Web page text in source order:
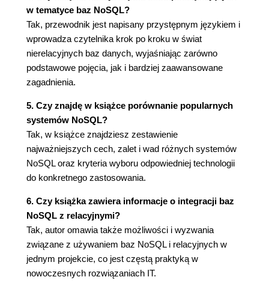
Bazy rodziny kolumn (75)
Bazy grafowe (77)
Podsumowanie (79)
Pytania kontrolne (80)
Odniesienia (81)
Bibliografia (81)
CZĘŚĆ II. BAZY KLUCZ-WARTOŚĆ (83)
Rozdział 3. Wprowadzenie do baz klucz-wartość
(85)
Od tablic do baz klucz-wartość (86)
Tablice: baza klucz-wartość z kółkami
Tablice asocjacyjne: zdjęcie kółek
treningowych (87)
Pamięć podręczna: dodanie do roweru
biegów (88)
Bazy klucz-wartość w pamięci i na dysku: od
rowerów do pojazdów zmotoryzowanych (91)
w tematyce baz NoSQL?
Tak, przewodnik jest napisany przystępnym językiem i
wprowadza czytelnika krok po kroku w świat
nierelacyjnych baz danych, wyjaśniając zarówno
podstawowe pojęcia, jak i bardziej zaawansowane
zagadnienia.
5. Czy znajdę w książce porównanie popularnych
systemów NoSQL?
Tak, w książce znajdziesz zestawienie
najważniejszych cech, zalet i wad różnych systemów
NoSQL oraz kryteria wyboru odpowiedniej technologii
do konkretnego zastosowania.
6. Czy książka zawiera informacje o integracji baz
NoSQL z relacyjnymi?
Tak, autor omawia także możliwości i wyzwania
związane z używaniem baz NoSQL i relacyjnych w
jednym projekcie, co jest częstą praktyką w
nowoczesnych rozwiązaniach IT.